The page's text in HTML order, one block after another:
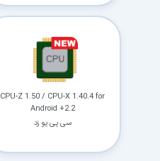
CPU-Z 1.50 / CPU-X 1.40.4 for
Android +2.2
سی پی یو زد